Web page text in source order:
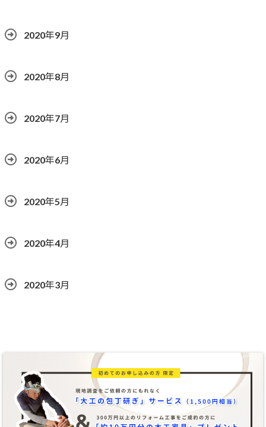
2020年9月
2020年8月
2020年7月
2020年6月
2020年5月
2020年4月
2020年3月